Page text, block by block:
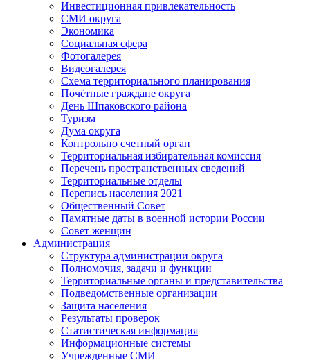
Инвестиционная привлекательность
СМИ округа
Экономика
Социальная сфера
Фотогалерея
Видеогалерея
Схема территориального планирования
Почётные граждане округа
День Шпаковского района
Туризм
Дума округа
Контрольно счетный орган
Территориальная избирательная комиссия
Перечень пространственных сведений
Территориальные отделы
Перепись населения 2021
Общественный Совет
Памятные даты в военной истории России
Совет женщин
Администрация
Структура администрации округа
Полномочия, задачи и функции
Территориальные органы и представительства
Подведомственные организации
Защита населения
Результаты проверок
Статистическая информация
Информационные системы
Учрежденные СМИ